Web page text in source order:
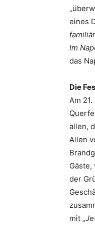
eines
Im
das
Die
Am
allen,
Allen
der
mit „